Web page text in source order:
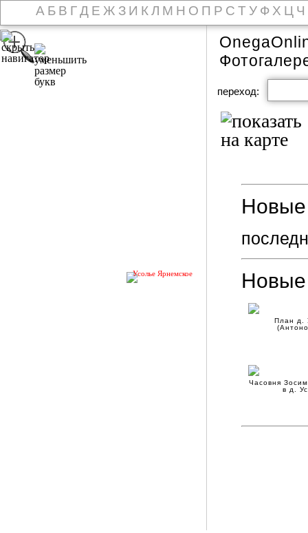
А Б В Г Д Е Ж З И К Л М Н О П Р С Т У Ф Х Ц Ч
Усолье Ярнемское
переход:
План д.
Часовня
в д.